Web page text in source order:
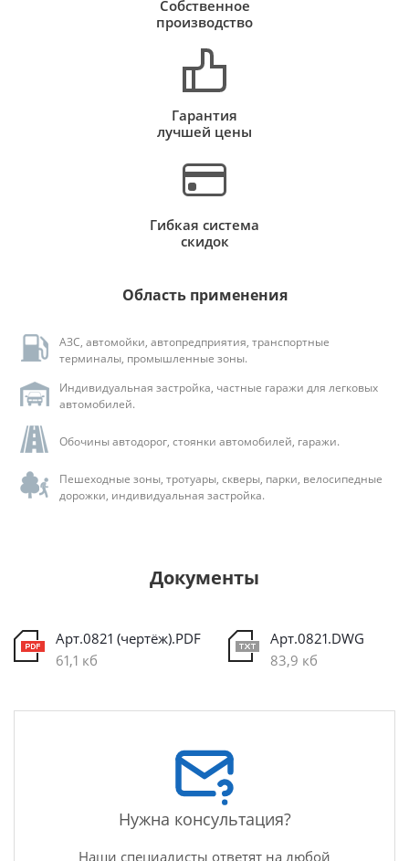
Собственное
производство
Гарантия
лучшей цены
Гибкая система
скидок
Область применения
АЗС, автомойки, автопредприятия, транспортные
терминалы, промышленные зоны.
Индивидуальная застройка, частные гаражи для легковых
автомобилей.
Обочины автодорог, стоянки автомобилей, гаражи.
Пешеходные зоны, тротуары, скверы, парки, велосипедные
дорожки, индивидуальная застройка.
Документы
Арт.0821 (чертёж).PDF
61,1 кб
Арт.0821.DWG
83,9 кб
Нужна консультация?
Наши специалисты ответят на любой